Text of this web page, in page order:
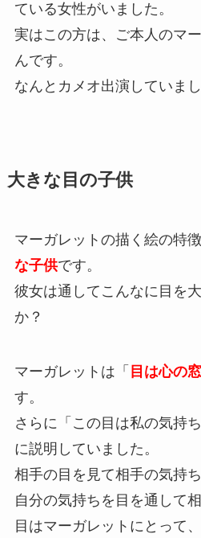
ている女性がいました。
実はこの方は、ご本人のマ
んです。
なんとカメオ出演していまし
大きな目の子供
マーガレットの描く絵の特徴
な子供です。
彼女は通してこんなに目を
か？
マーガレットは「 目は心の窓
す。
さらに「この目は私の気持
に説明していました。
相手の目を見て相手の気持
自分の気持ちを目を通して
目はマーガレットにとって